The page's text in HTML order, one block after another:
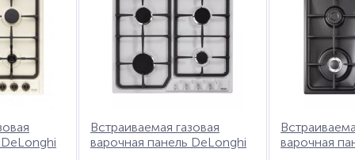
Встраиваемая газовая
варочная панель DeLonghi
варочная